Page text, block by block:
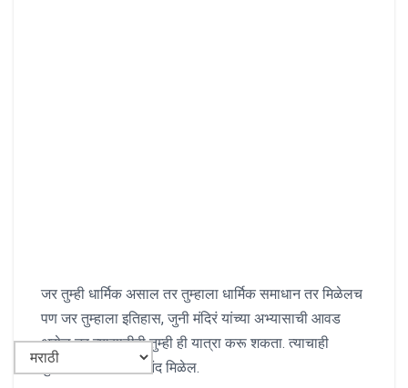
जर तुम्ही धार्मिक असाल तर तुम्हाला धार्मिक समाधान तर मिळेलच
पण जर तुम्हाला इतिहास, जुनी मंदिरं यांच्या अभ्यासाची आवड
असेल तर त्यासाठीही तुम्ही ही यात्रा करू शकता. त्याचाही
तुम्हाला निश्चितच आनंद मिळेल.